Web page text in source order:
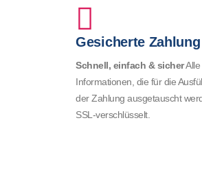
Gesicherte Zahlung
Schnell, einfach & sicherAlle
Informationen, die für die
der Zahlung ausgetauscht
SSL-verschlüsselt.